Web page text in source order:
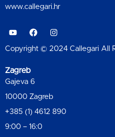
www.callegari.hr
Copyright © 2024 Callegari All
Zagreb
Gajeva 6
10000 Zagreb
+385 (1) 4612 890
9:00 – 16:0